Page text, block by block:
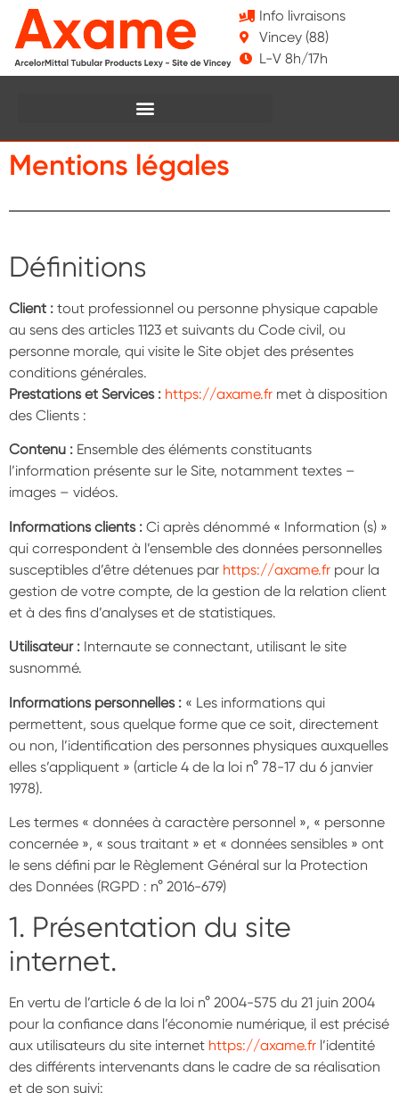
Info livraisons
Vincey (88)
L-V 8h/17h
Mentions légales
Définitions
Client : tout professionnel ou personne physique capable
au sens des articles 1123 et suivants du Code civil, ou
personne morale, qui visite le Site objet des présentes
conditions générales.
Prestations et Services : https://axame.fr met à disposition
des Clients :
Contenu : Ensemble des éléments constituants
l’information présente sur le Site, notamment textes –
images – vidéos.
Informations clients : Ci après dénommé « Information (s) »
qui correspondent à l’ensemble des données personnelles
susceptibles d’être détenues par https://axame.fr pour la
gestion de votre compte, de la gestion de la relation client
et à des fins d’analyses et de statistiques.
Utilisateur : Internaute se connectant, utilisant le site
susnommé.
Informations personnelles : « Les informations qui
permettent, sous quelque forme que ce soit, directement
ou non, l’identification des personnes physiques auxquelles
elles s’appliquent » (article 4 de la loi n° 78-17 du 6 janvier
1978).
Les termes « données à caractère personnel », « personne
concernée », « sous traitant » et « données sensibles » ont
le sens défini par le Règlement Général sur la Protection
des Données (RGPD : n° 2016-679)
1. Présentation du site
internet.
En vertu de l’article 6 de la loi n° 2004-575 du 21 juin 2004
pour la confiance dans l’économie numérique, il est précisé
aux utilisateurs du site internet https://axame.fr l’identité
des différents intervenants dans le cadre de sa réalisation
et de son suivi: